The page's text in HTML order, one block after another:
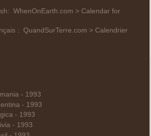
WhenOnEarth.com > Calendar for
: QuandSurTerre.com > Calendrier
- 1993
- 1993
- 1993
- 1993